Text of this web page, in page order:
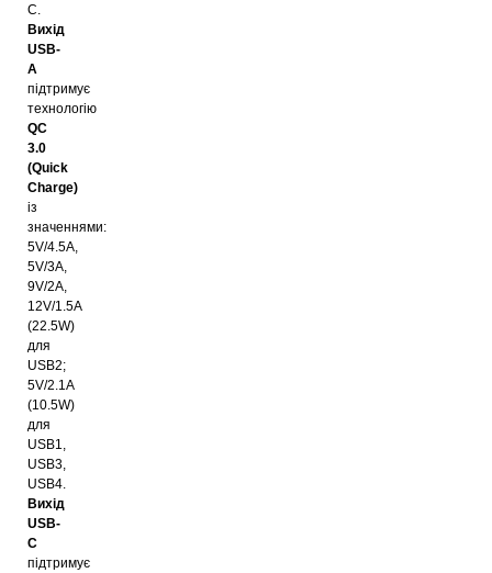
C.
Вихід
USB-
A
підтримує
технологію
QC
3.0
(Quick
Charge)
із
значеннями:
5V/4.5A,
5V/3A,
9V/2A,
12V/1.5A
(22.5W)
для
USB2;
5V/2.1A
(10.5W)
для
USB1,
USB3,
USB4.
Вихід
USB-
C
підтримує